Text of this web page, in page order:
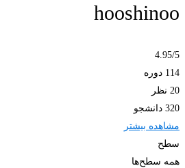
hooshinoo
4.95/5
114 دوره
20 نظر
320 دانشجو
مشاهده بیشتر
سطح
همه سطح‌ها